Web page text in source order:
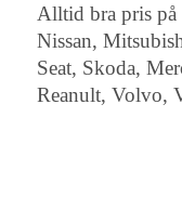
Alltid bra pris
Nissan,
Seat, Skoda,
Reanult, Volvo,